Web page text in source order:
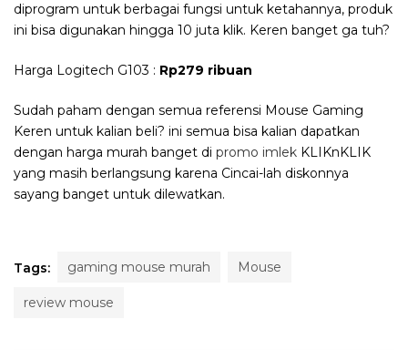
diprogram untuk berbagai fungsi untuk ketahannya, produk
ini bisa digunakan hingga 10 juta klik. Keren banget ga tuh?
Harga Logitech G103 : Rp279 ribuan
Sudah paham dengan semua referensi Mouse Gaming
Keren untuk kalian beli? ini semua bisa kalian dapatkan
dengan harga murah banget di promo imlek KLIKnKLIK
yang masih berlangsung karena Cincai-lah diskonnya
sayang banget untuk dilewatkan.
Tags: gaming mouse murah Mouse
review mouse